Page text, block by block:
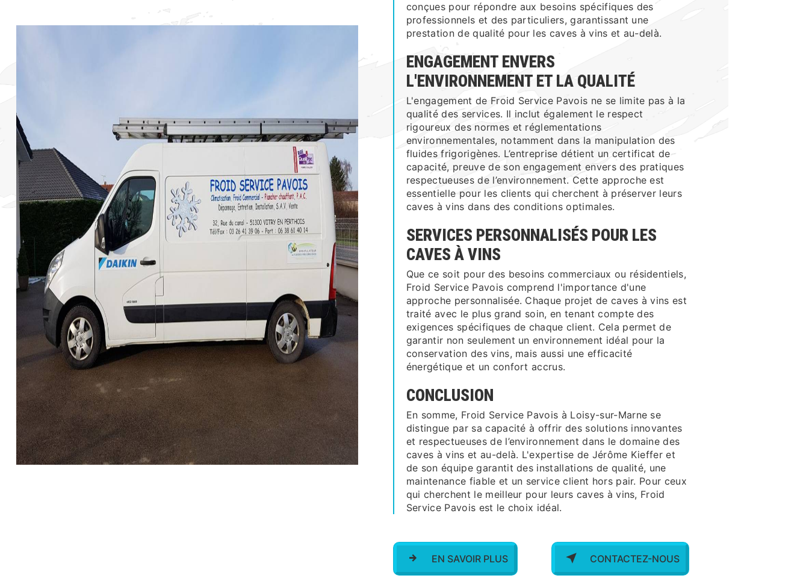
conçues pour répondre aux besoins spécifiques des
professionnels et des particuliers, garantissant une
prestation de qualité pour les caves à vins et au-delà.
ENGAGEMENT ENVERS
L'ENVIRONNEMENT ET LA QUALITÉ
L'engagement de Froid Service Pavois ne se limite pas à la
qualité des services. Il inclut également le respect
rigoureux des normes et réglementations
environnementales, notamment dans la manipulation des
fluides frigorigènes. L’entreprise détient un certificat de
capacité, preuve de son engagement envers des pratiques
respectueuses de l’environnement. Cette approche est
essentielle pour les clients qui cherchent à préserver leurs
caves à vins dans des conditions optimales.
SERVICES PERSONNALISÉS POUR LES
CAVES À VINS
Que ce soit pour des besoins commerciaux ou résidentiels,
Froid Service Pavois comprend l'importance d'une
approche personnalisée. Chaque projet de caves à vins est
traité avec le plus grand soin, en tenant compte des
exigences spécifiques de chaque client. Cela permet de
garantir non seulement un environnement idéal pour la
conservation des vins, mais aussi une efficacité
énergétique et un confort accrus.
CONCLUSION
En somme, Froid Service Pavois à Loisy-sur-Marne se
distingue par sa capacité à offrir des solutions innovantes
et respectueuses de l’environnement dans le domaine des
caves à vins et au-delà. L'expertise de Jérôme Kieffer et
de son équipe garantit des installations de qualité, une
maintenance fiable et un service client hors pair. Pour ceux
qui cherchent le meilleur pour leurs caves à vins, Froid
Service Pavois est le choix idéal.
EN SAVOIR PLUS CONTACTEZ-NOUS